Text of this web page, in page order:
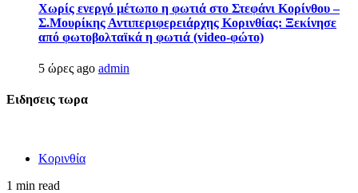
Χωρίς ενεργό μέτωπο η φωτιά στο Στεφάνι Κορίνθου –
Σ.Μουρίκης Αντιπεριφερειάρχης Κορινθίας: Ξεκίνησε
από φωτοβολταϊκά η φωτιά (video-φώτο)
5 ώρες ago admin
Ειδησεις τωρα
Κορινθία
1 min read